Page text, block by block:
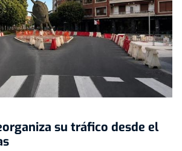
su tráfico desde el